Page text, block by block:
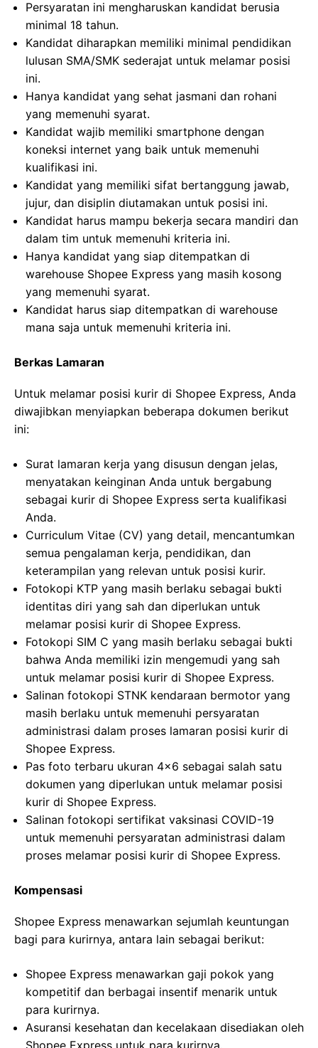
Persyaratan ini mengharuskan kandidat berusia
minimal 18 tahun.
Kandidat diharapkan memiliki minimal pendidikan
lulusan SMA/SMK sederajat untuk melamar posisi
ini.
Hanya kandidat yang sehat jasmani dan rohani
yang memenuhi syarat.
Kandidat wajib memiliki smartphone dengan
koneksi internet yang baik untuk memenuhi
kualifikasi ini.
Kandidat yang memiliki sifat bertanggung jawab,
jujur, dan disiplin diutamakan untuk posisi ini.
Kandidat harus mampu bekerja secara mandiri dan
dalam tim untuk memenuhi kriteria ini.
Hanya kandidat yang siap ditempatkan di
warehouse Shopee Express yang masih kosong
yang memenuhi syarat.
Kandidat harus siap ditempatkan di warehouse
mana saja untuk memenuhi kriteria ini.
Berkas Lamaran
Untuk melamar posisi kurir di Shopee Express, Anda
diwajibkan menyiapkan beberapa dokumen berikut
ini:
Surat lamaran kerja yang disusun dengan jelas,
menyatakan keinginan Anda untuk bergabung
sebagai kurir di Shopee Express serta kualifikasi
Anda.
Curriculum Vitae (CV) yang detail, mencantumkan
semua pengalaman kerja, pendidikan, dan
keterampilan yang relevan untuk posisi kurir.
Fotokopi KTP yang masih berlaku sebagai bukti
identitas diri yang sah dan diperlukan untuk
melamar posisi kurir di Shopee Express.
Fotokopi SIM C yang masih berlaku sebagai bukti
bahwa Anda memiliki izin mengemudi yang sah
untuk melamar posisi kurir di Shopee Express.
Salinan fotokopi STNK kendaraan bermotor yang
masih berlaku untuk memenuhi persyaratan
administrasi dalam proses lamaran posisi kurir di
Shopee Express.
Pas foto terbaru ukuran 4×6 sebagai salah satu
dokumen yang diperlukan untuk melamar posisi
kurir di Shopee Express.
Salinan fotokopi sertifikat vaksinasi COVID-19
untuk memenuhi persyaratan administrasi dalam
proses melamar posisi kurir di Shopee Express.
Kompensasi
Shopee Express menawarkan sejumlah keuntungan
bagi para kurirnya, antara lain sebagai berikut:
Shopee Express menawarkan gaji pokok yang
kompetitif dan berbagai insentif menarik untuk
para kurirnya.
Asuransi kesehatan dan kecelakaan disediakan oleh